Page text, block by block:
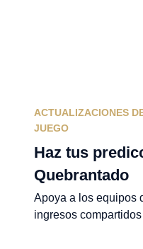
ACTUALIZACIONES
JUEGO
Haz tus
Quebrantado
Apoya a los equipos
ingresos